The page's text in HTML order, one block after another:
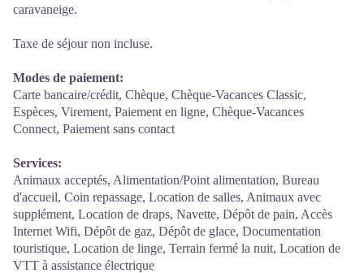
caravaneige.
Taxe de séjour non incluse.
Modes de paiement:
Carte bancaire/crédit, Chèque, Chèque-Vacances Classic,
Espèces, Virement, Paiement en ligne, Chèque-Vacances
Connect, Paiement sans contact
Services:
Animaux acceptés, Alimentation/Point alimentation, Bureau
d'accueil, Coin repassage, Location de salles, Animaux avec
supplément, Location de draps, Navette, Dépôt de pain, Accès
Internet Wifi, Dépôt de gaz, Dépôt de glace, Documentation
touristique, Location de linge, Terrain fermé la nuit, Location de
VTT à assistance électrique